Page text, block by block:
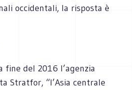
occidentali, la risposta è
fine del 2016 l’agenzia
Stratfor, “l’Asia centrale